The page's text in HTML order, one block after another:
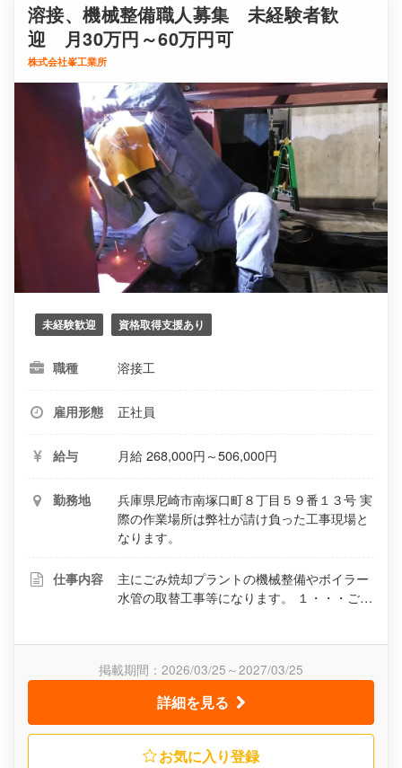
溶接、機械整備職人募集 未経験者歓
迎 月30万円～60万円可
株式会社峯工業所
未経験歓迎 資格取得支援あり
職種 溶接工
雇用形態 正社員
給与 月給 268,000円～506,000円
勤務地
兵庫県尼崎市南塚口町８丁目５９番１３号 実
際の作業場所は弊社が請け負った工事現場と
なります。
仕事内容
主にごみ焼却プラントの機械整備やボイラー
水管の取替工事等になります。 １・・・ごみ
作業や、ケーシンク゛（鉄板）等の修繕工事
３・・・送風機のベアリング交換や、他整備
工事。 ４・・・ボイラー水管の取替、溶接工
事。 ５・・・熱交換器の更新工事。
６・・・炉内足場の仮設、及び洗缶工事。
掲載期間：2026/03/25～2027/03/25
詳細を見る
お気に入り登録